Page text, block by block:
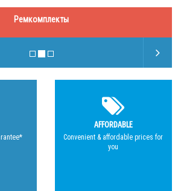
Ремкомплекты
AFFORDABLE
Convenient & affordable prices for
you